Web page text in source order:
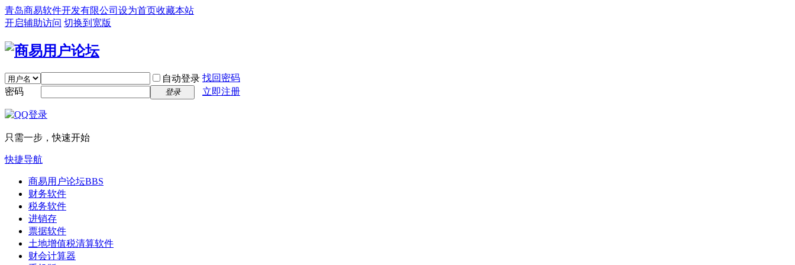
青岛商易软件开发有限公司 设为首页收藏本站
开启辅助访问 切换到宽版
自动登录 找回密码
密码
登录 立即注册
只需一步，快速开始
快捷导航
商易用户论坛BBS
财务软件
税务软件
进销存
票据软件
土地增值税清算软件
财会计算器